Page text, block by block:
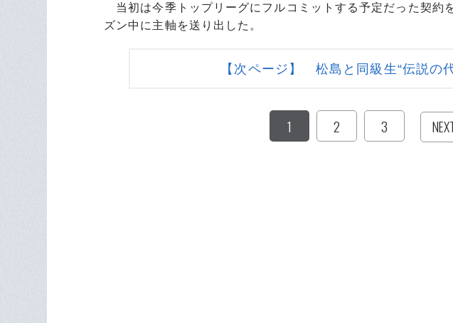
当初は今季トップリーグにフルコミットする予定だった契約
ズン中に主軸を送り出した。
【次ページ】 松島と同級生“伝説の代
1 2 3